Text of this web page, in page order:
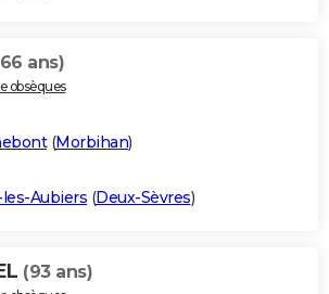
ans)
obsèques
(Morbihan)
Aubiers (Deux-Sèvres)
(93 ans)